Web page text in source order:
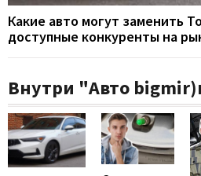
Какие авто могут заменить
доступные конкуренты на
Внутри "Авто